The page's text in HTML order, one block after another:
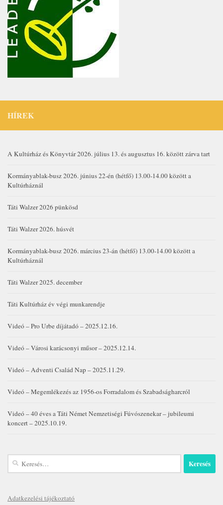
HÍREK
A Kultúrház és Könyvtár 2026. július 13. és augusztus 16. között zárva tart
Kormányablak-busz 2026. június 22-én (hétfő) 13.00-14.00 között a
Kultúrháznál
Táti Walzer 2026 pünkösd
Táti Walzer 2026. húsvét
Kormányablak-busz 2026. március 23-án (hétfő) 13.00-14.00 között a
Kultúrháznál
Táti Walzer 2025. december
Táti Kultúrház év végi munkarendje
Videó – Pro Urbe díjátadó – 2025.12.16.
Videó – Városi karácsonyi műsor – 2025.12.14.
Videó – Adventi Család Nap – 2025.11.29.
Videó – Megemlékezés az 1956-os Forradalom és Szabadságharcról
Videó – 40 éves a Táti Német Nemzetiségi Fúvószenekar – jubileumi
koncert – 2025.10.19.
Keresés:
Adatkezelési tájékoztató